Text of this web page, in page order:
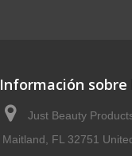
Información
Just Beauty
Maitland, FL 32751